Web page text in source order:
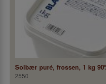
Solbær puré, frossen, 1 kg
2550